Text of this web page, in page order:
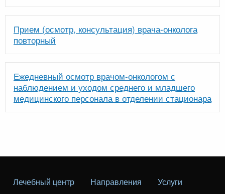
Прием (осмотр, консультация) врача-онколога
повторный
Ежедневный осмотр врачом-онкологом с
наблюдением и уходом среднего и младшего
медицинского персонала в отделении стационара
Лечебный центр Направления Услуги